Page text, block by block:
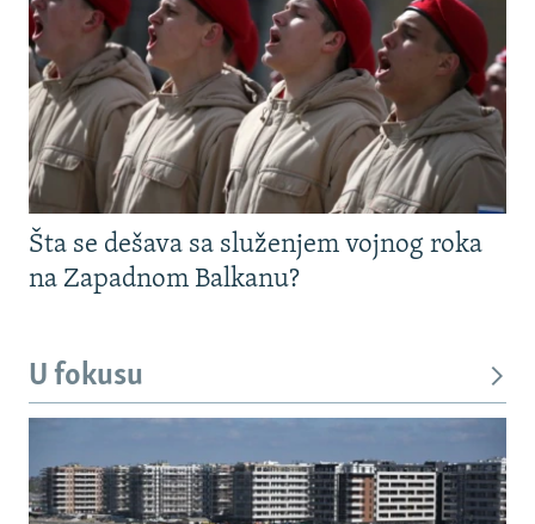
Šta se dešava sa služenjem vojnog roka
na Zapadnom Balkanu?
U fokusu